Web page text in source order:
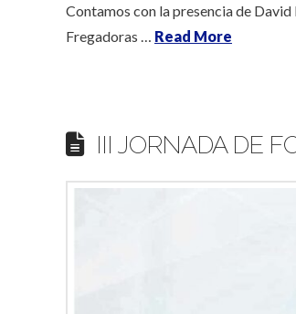
Contamos con la presencia de
Fregadoras … Read More
III JORNADA DE